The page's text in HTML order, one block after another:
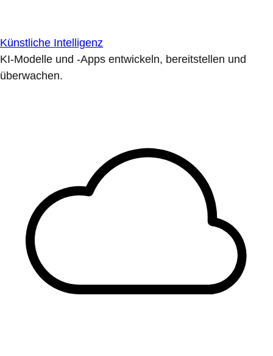
Künstliche Intelligenz
KI-Modelle und -Apps entwickeln, bereitstellen und
überwachen.